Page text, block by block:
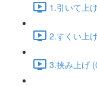
1.引いて上
2.すくい上
3.挟み上げ